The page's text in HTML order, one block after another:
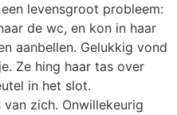
levensgroot probleem:
de wc, en kon in haar
aanbellen. Gelukkig vond
Ze hing haar tas over
in het slot.
van zich. Onwillekeurig